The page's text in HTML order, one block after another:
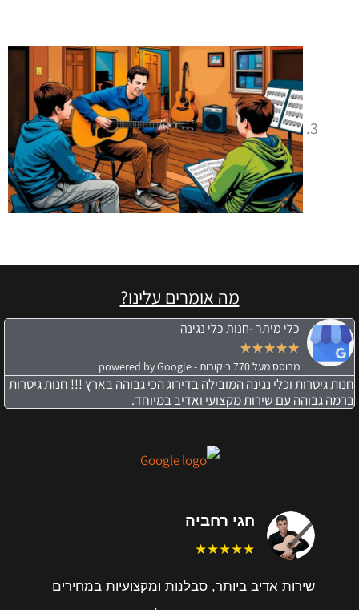
מה אומרים עלינו?
כלי מיתר -חנות כלי נגינה
★
★
★
★
★
מבוסס מעל 770 ביקורות - powered by Google
חנות גיטרות וכלי נגינה המובילה בדירוג הכי גבוהה בארץ !!! חנות גיטרות
ברמה גבוהה עם שירות מקצועי ואדיב במיוחד.
חגי רחביה
★★★★★
שירות אדיב ביותר, סבלנות ומקצועיות במחירים